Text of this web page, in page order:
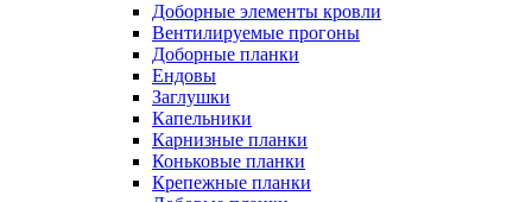
Доборные элементы кровли
Вентилируемые прогоны
Доборные планки
Ендовы
Заглушки
Капельники
Карнизные планки
Коньковые планки
Крепежные планки